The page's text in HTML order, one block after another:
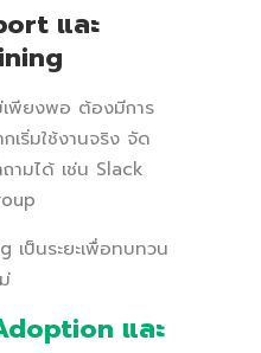
และ
เพียงพอ ต้องมีการ
เริ่มใช้งานจริง จัด
ามได้ เช่น Slack
เป็นระยะเพื่อทบทวน
และ